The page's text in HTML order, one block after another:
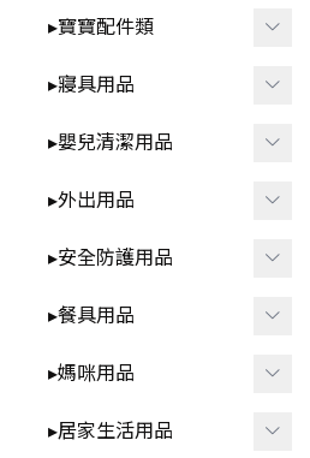
Y.早教學習
🍼 清新奶油系BABY用品
▸雨季防水.我不怕
▸益智玩具
▸安撫玩具⧸娃娃
▸咬咬固齒器
▸遙控玩具
▸春夏童裝
衣.褲子
▸秋冬童裝
子
▸ 拉拉褲 ⧸ 學習褲
▸兒童泳裝
▸寶寶配件類
▸圍兜⧸口水巾
▸髮飾⧸髮夾⧸髮圈
▸學步鞋
▸帽子
▸其他配件
▸寢具用品
▸包巾⧸蓋毯⧸保暖睡袋
▸枕頭⧸抱枕
▸防踢被
▸ 床圍⧸床邊收納
▸防濕尿墊
▸嬰兒清潔用品
▸洗澡用品
▸奶瓶刷⧸奶嘴盒
▸指甲剪
▸外出用品
▸保暖披風
▸背巾⧸背帶
▸其他外出用品
▸安全防護用品
▸其他防護用品
▸各式安全鎖
▸餐具用品
▸學飲杯
▸碗⧸盤⧸餐盒
▸媽咪用品
▸擠乳器⧸集乳器
▸居家生活用品